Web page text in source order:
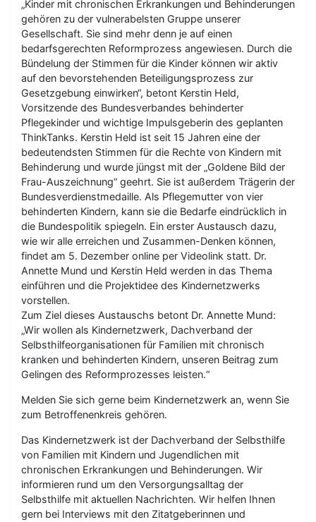
„Kinder mit chronischen Erkrankungen und Behinderungen
gehören zu der vulnerabelsten Gruppe unserer
Gesellschaft. Sie sind mehr denn je auf einen
bedarfsgerechten Reformprozess angewiesen. Durch die
Bündelung der Stimmen für die Kinder können wir aktiv
auf den bevorstehenden Beteiligungsprozess zur
Gesetzgebung einwirken“, betont Kerstin Held,
Vorsitzende des Bundesverbandes behinderter
Pflegekinder und wichtige Impulsgeberin des geplanten
ThinkTanks. Kerstin Held ist seit 15 Jahren eine der
bedeutendsten Stimmen für die Rechte von Kindern mit
Behinderung und wurde jüngst mit der „Goldene Bild der
Frau-Auszeichnung“ geehrt. Sie ist außerdem Trägerin der
Bundesverdienstmedaille. Als Pflegemutter von vier
behinderten Kindern, kann sie die Bedarfe eindrücklich in
die Bundespolitik spiegeln. Ein erster Austausch dazu,
wie wir alle erreichen und Zusammen-Denken können,
findet am 5. Dezember online per Videolink statt. Dr.
Annette Mund und Kerstin Held werden in das Thema
einführen und die Projektidee des Kindernetzwerks
vorstellen.
Zum Ziel dieses Austauschs betont Dr. Annette Mund:
„Wir wollen als Kindernetzwerk, Dachverband der
Selbsthilfeorganisationen für Familien mit chronisch
kranken und behinderten Kindern, unseren Beitrag zum
Gelingen des Reformprozesses leisten.“
Melden Sie sich gerne beim Kindernetzwerk an, wenn Sie
zum Betroffenenkreis gehören.
Das Kindernetzwerk ist der Dachverband der Selbsthilfe
von Familien mit Kindern und Jugendlichen mit
chronischen Erkrankungen und Behinderungen. Wir
informieren rund um den Versorgungsalltag der
Selbsthilfe mit aktuellen Nachrichten. Wir helfen Ihnen
gern bei Interviews mit den Zitatgeberinnen und